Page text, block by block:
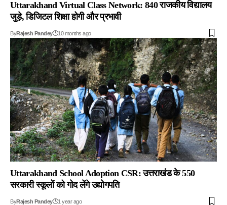
Uttarakhand Virtual Class Network: 840 राजकीय विद्यालय
जुड़े, डिजिटल शिक्षा होगी और प्रभावी
ByRajesh Pandey 10 months ago
Uttarakhand School Adoption CSR: उत्तराखंड के 550
सरकारी स्कूलों को गोद लेंगे उद्योगपति
ByRajesh Pandey 1 year ago